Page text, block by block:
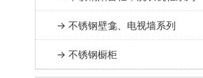
→ 不锈钢壁龛、电视墙系列
→ 不锈钢橱柜